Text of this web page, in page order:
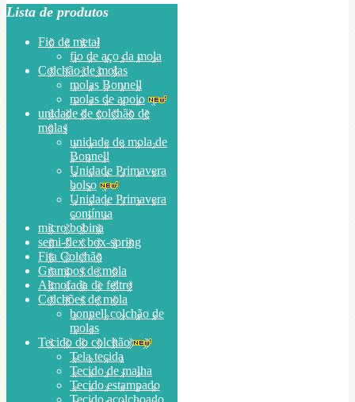
Lista de produtos
Fio de metal
fio de aço da mola
Colchão de molas
molas Bonnell
molas de apoio
unidade de colchão de
molas
unidade de mola de
Bonnell
Unidade Primavera
bolso
Unidade Primavera
contínua
micro bobina
semi-flex box-spring
Fita Colchão
Grampos de mola
Almofada de feltro
Colchões de mola
bonnell colchão de
molas
Tecido do colchão
Tela tecida
Tecido de malha
Tecido estampado
Tecido acolchoado